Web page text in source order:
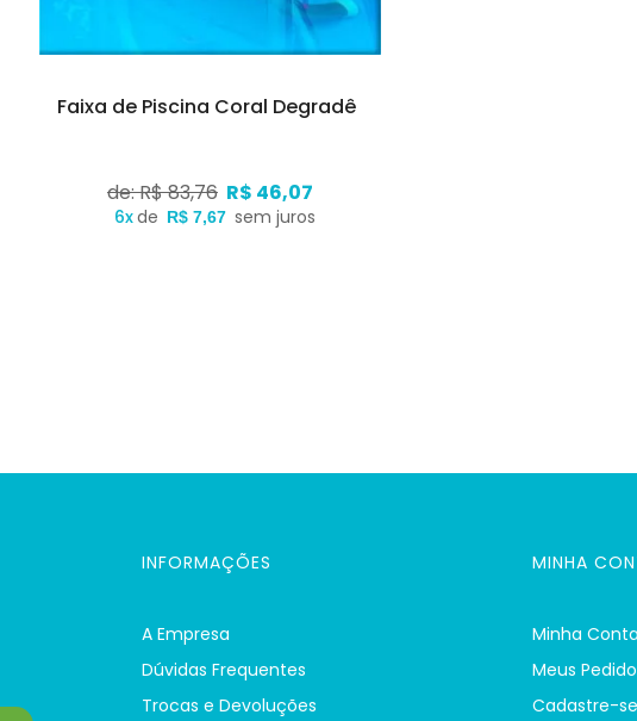
Faixa de Piscina Coral Degradê
de: R$ 83,76 R$ 46,07
6xde R$ 7,67 sem juros
INFORMAÇÕES
A Empresa
Dúvidas Frequentes
Trocas e Devoluções
MINHA
Minha Conta
Meus
Cadastre-se